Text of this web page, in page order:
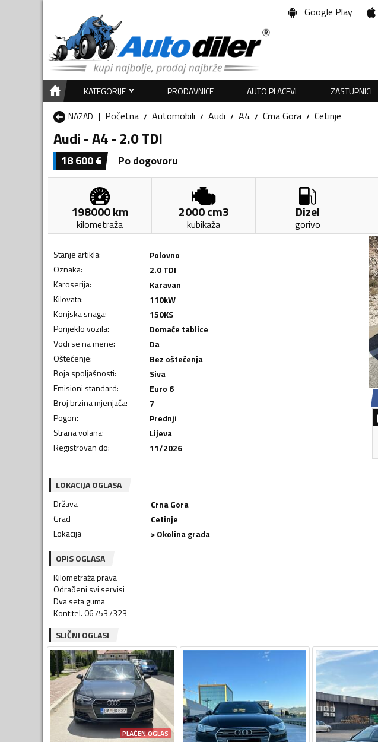
Google Play
KATEGORIJE PRODAVNICE AUTO PLACEVI ZASTUPNICI
NAZAD
Početna Automobili Audi A4 Crna Gora Cetinje
Audi - A4 - 2.0 TDI
18 600€ Po dogovoru
198000km
kilometraža
2000cm3
kubikaža
Dizel
gorivo
Stanje artikla:
Polovno
Oznaka:
2.0 TDI
Karoserija:
Karavan
Kilovata: 110kW
Konjska snaga: 150KS
Porijeklo vozila:
Domaće tablice
Vodi se na mene:
Da
Oštećenje:
Bez oštećenja
Boja spoljašnosti:
Siva
Emisioni standard:
Euro 6
Broj brzina mjenjača:
7
Pogon:
Prednji
Strana volana:
Lijeva
Registrovan do: 11/2026
LOKACIJA OGLASA
Država
Crna Gora
Grad
Cetinje
Lokacija
> Okolina grada
OPIS OGLASA
Kilometraźa prava
Odraðeni svi servisi
Dva seta guma
Kont.tel. 067537323
SLIČNI OGLASI
PLAĆEN OGLAS